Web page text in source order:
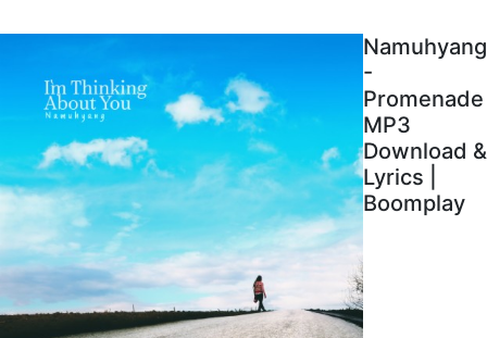
Namuhyang
-
Promenade
MP3
Download &
Lyrics |
Boomplay